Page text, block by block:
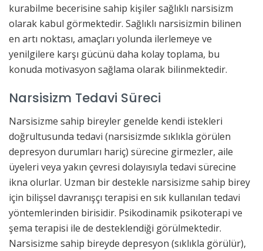
kurabilme becerisine sahip kişiler sağlıklı narsisizm
olarak kabul görmektedir. Sağlıklı narsisizmin bilinen
en artı noktası, amaçları yolunda ilerlemeye ve
yenilgilere karşı gücünü daha kolay toplama, bu
konuda motivasyon sağlama olarak bilinmektedir.
Narsisizm Tedavi Süreci
Narsisizme sahip bireyler genelde kendi istekleri
doğrultusunda tedavi (narsisizmde sıklıkla görülen
depresyon durumları hariç) sürecine girmezler, aile
üyeleri veya yakın çevresi dolayısıyla tedavi sürecine
ikna olurlar. Uzman bir destekle narsisizme sahip birey
için bilişsel davranışçı terapisi en sık kullanılan tedavi
yöntemlerinden birisidir. Psikodinamik psikoterapi ve
şema terapisi ile de desteklendiği görülmektedir.
Narsisizme sahip bireyde depresyon (sıklıkla görülür),